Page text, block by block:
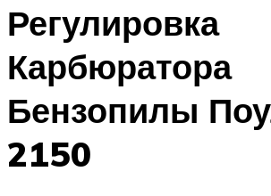
Регулировка
Карбюратора
Бензопилы
2150